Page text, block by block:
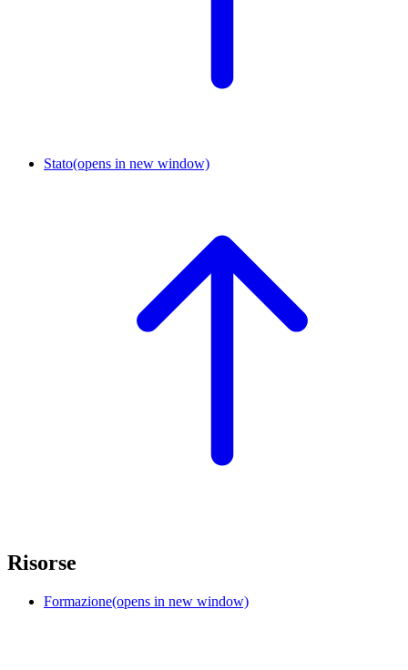
Stato(opens in new window)
Risorse
Formazione(opens in new window)